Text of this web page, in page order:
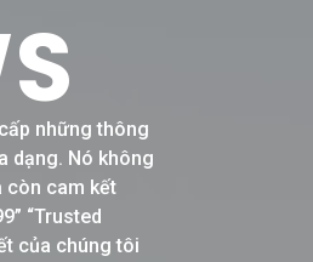
những thông
dạng. Nó không
còn cam kết
“Trusted
của chúng tôi